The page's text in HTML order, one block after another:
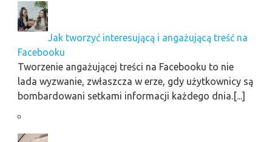
Jak tworzyć interesującą i angażującą treść na
Facebooku
Tworzenie angażującej treści na Facebooku to nie
lada wyzwanie, zwłaszcza w erze, gdy użytkownicy są
bombardowani setkami informacji każdego dnia.[...]